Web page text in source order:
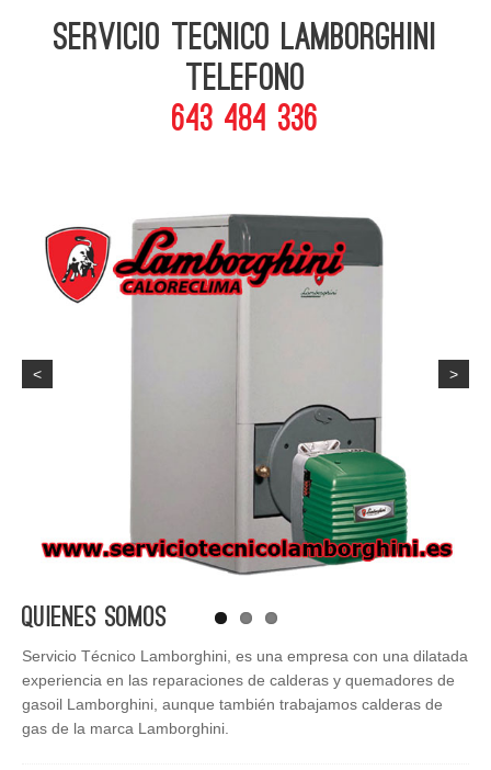
Servicio Tecnico Lamborghini
telefono
643 484 336
< >
Quienes Somos
Servicio Técnico Lamborghini, es una empresa con una dilatada
experiencia en las reparaciones de calderas y quemadores de
gasoil Lamborghini, aunque también trabajamos calderas de
gas de la marca Lamborghini.